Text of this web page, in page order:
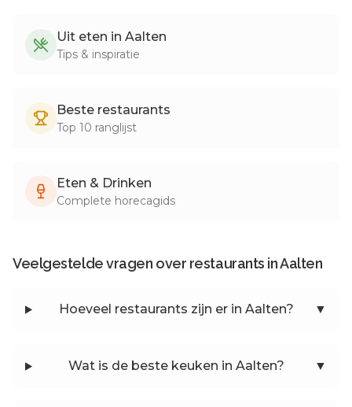
Uit eten in Aalten
Tips & inspiratie
Beste restaurants
Top 10 ranglijst
Eten & Drinken
Complete horecagids
Veelgestelde vragen over restaurants inAalten
Hoeveel restaurants zijn er in Aalten? ▼
Wat is de beste keuken in Aalten? ▼